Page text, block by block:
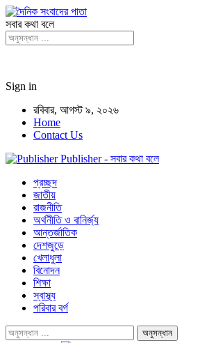
সবার কথা বলে
Sign in
রবিবার, আগস্ট ৯, ২০২৬
Home
Contact Us
Publisher - সবার কথা বলে
প্রচ্ছদ
জাতীয়
রাজনীতি
অর্থনীতি ও বানির্জ্য
আন্তর্জাতিক
দেশজুড়ে
খেলাধুলা
বিনোদন
শিক্ষা
স্বাস্থ্য
পরিবার বর্গ